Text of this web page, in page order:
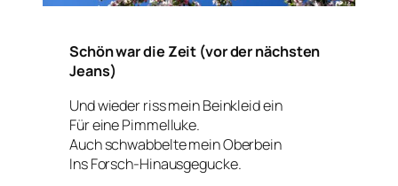
Schön war die Zeit (vor der nächsten
Jeans)
Und wieder riss mein Beinkleid ein
Für eine Pimmelluke.
Auch schwabbelte mein Oberbein
Ins Forsch-Hinausgegucke.